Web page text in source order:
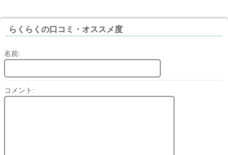
らくらくの口コミ・オススメ度
名前:
コメント: